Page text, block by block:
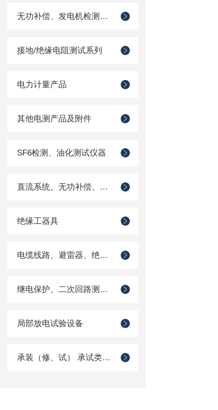
无功补偿、发电机检测仪器
接地/绝缘电阻测试系列
电力计量产品
其他电测产品及附件
SF6检测、油化测试仪器
直流系统、无功补偿、电池电机检测仪器
绝缘工器具
电缆线路、避雷器、绝缘子测试仪器
继电保护、二次回路测试仪器
局部放电试验设备
承装（修、试） 承试类仪器